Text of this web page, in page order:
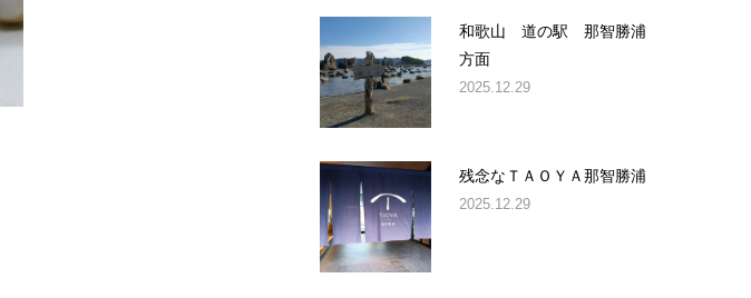
和歌山 道の駅 那智勝浦
方面
2025.12.29
残念なＴＡＯＹＡ那智勝浦
2025.12.29